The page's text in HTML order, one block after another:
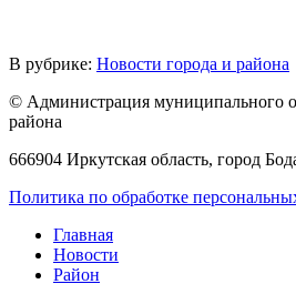
В рубрике: Новости города и района
© Администрация муниципального
района
666904 Иркутская область, город
Политика по обработке
Главная
Новости
Район